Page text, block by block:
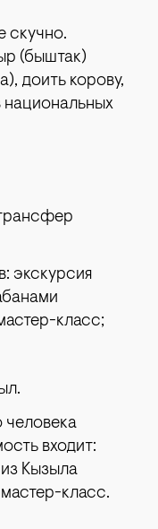
скучно.
(быштак)
доить корову,
национальных
экскурсия
класс;
человека
входит:
Кызыла
класс.